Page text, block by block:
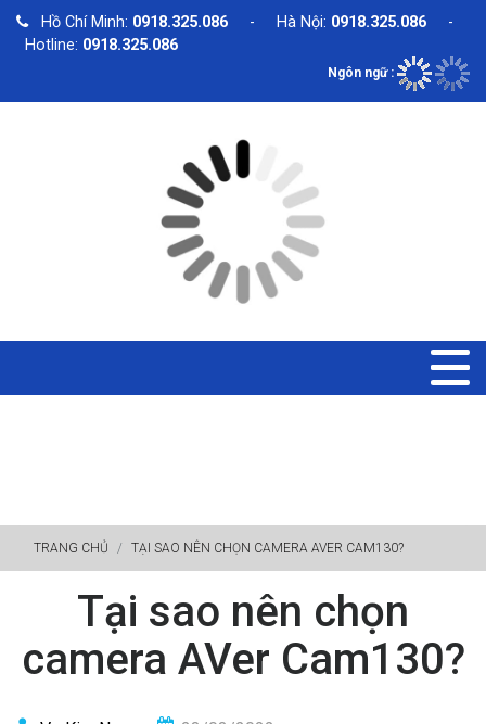
Hồ Chí Minh: 0918.325.086 - Hà Nội: 0918.325.086 -
Hotline: 0918.325.086
Ngôn ngữ :
TRANG CHỦ TẠI SAO NÊN CHỌN CAMERA AVER CAM130?
Tại sao nên chọn
camera AVer Cam130?